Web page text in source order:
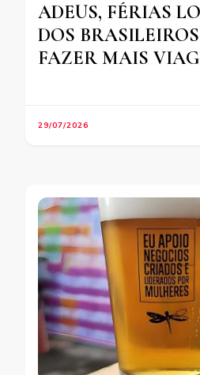
ADEUS, FÉRIAS
DOS
FAZER MAIS
29/07/2026